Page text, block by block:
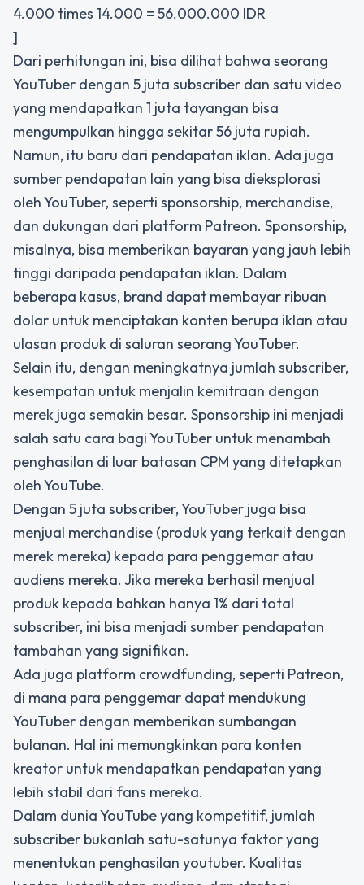
4.000 times 14.000 = 56.000.000 IDR
]
Dari perhitungan ini, bisa dilihat bahwa seorang
YouTuber dengan 5 juta subscriber dan satu video
yang mendapatkan 1 juta tayangan bisa
mengumpulkan hingga sekitar 56 juta rupiah.
Namun, itu baru dari pendapatan iklan. Ada juga
sumber pendapatan lain yang bisa dieksplorasi
oleh YouTuber, seperti sponsorship, merchandise,
dan dukungan dari platform Patreon. Sponsorship,
misalnya, bisa memberikan bayaran yang jauh lebih
tinggi daripada pendapatan iklan. Dalam
beberapa kasus, brand dapat membayar ribuan
dolar untuk menciptakan konten berupa iklan atau
ulasan produk di saluran seorang YouTuber.
Selain itu, dengan meningkatnya jumlah subscriber,
kesempatan untuk menjalin kemitraan dengan
merek juga semakin besar. Sponsorship ini menjadi
salah satu cara bagi YouTuber untuk menambah
penghasilan di luar batasan CPM yang ditetapkan
oleh YouTube.
Dengan 5 juta subscriber, YouTuber juga bisa
menjual merchandise (produk yang terkait dengan
merek mereka) kepada para penggemar atau
audiens mereka. Jika mereka berhasil menjual
produk kepada bahkan hanya 1% dari total
subscriber, ini bisa menjadi sumber pendapatan
tambahan yang signifikan.
Ada juga platform crowdfunding, seperti Patreon,
di mana para penggemar dapat mendukung
YouTuber dengan memberikan sumbangan
bulanan. Hal ini memungkinkan para konten
kreator untuk mendapatkan pendapatan yang
lebih stabil dari fans mereka.
Dalam dunia YouTube yang kompetitif, jumlah
subscriber bukanlah satu-satunya faktor yang
menentukan penghasilan youtuber. Kualitas